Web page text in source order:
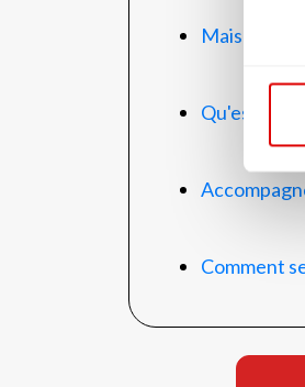
Maisons
Qu'est-ce
Comment